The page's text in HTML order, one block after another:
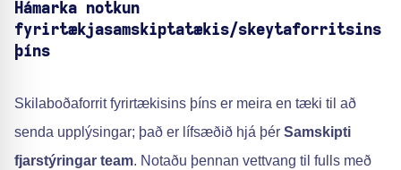
Hámarka notkun
fyrirtækjasamskiptatækis/skeytaforritsins
þíns
Skilaboðaforrit fyrirtækisins þíns er meira en tæki til að
senda upplýsingar; það er lífsæðið hjá þér Samskipti
fjarstýringar team. Notaðu þennan vettvang til fulls með